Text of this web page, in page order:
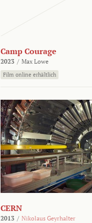
Camp Courage
2023 / Max Lowe
Film online erhältlich
CERN
2013 / Nikolaus Geyrhalter